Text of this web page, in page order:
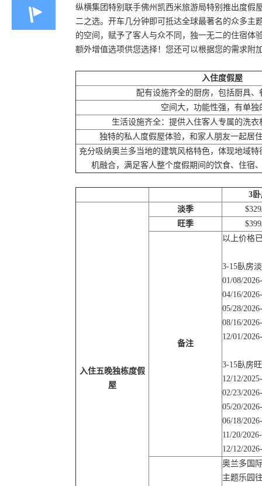
纵横集团特别联手佛州凯西米旅游局特别推出度假
二之选。开车几分钟即可抵达全球最著名的众多主
的空间，赋予了客人与众不同，独一无二的住宿体
额外增值选项供您选择！您还可以根据您的需求附
入住度假屋
配有设施齐全的厨房，包括厨具、
空间大，功能性强，有单独
生活设施齐全：提供入住客人专属的洗
独特的私人度假屋体验，和家人朋友一起居
充分吸纳奥兰多当地的建筑风格特色，体现地域
机融合，满足客人整个度假期间的饮食、住宿
3
入住五晚独栋度假
屋
淡季
旺季
备注
以上价格
3-15臥房
01/08/
04/16/
05/28/
08/16/
12/01/
3-15臥房
12/12/
02/23/
05/20/
06/18/
11/20/
12/12/
奥兰多国
主题乐园